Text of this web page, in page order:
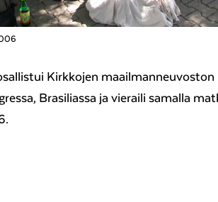
Kirkkojen maailmanneuvoston
Brasiliassa ja vieraili samalla